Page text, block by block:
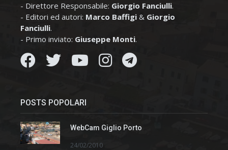
- Direttore Responsabile: Giorgio Fanciulli.
- Editori ed autori: Marco Baffigi & Giorgio
Fanciulli.
- Primo inviato: Giuseppe Monti.
POSTS POPOLARI
WebCam Giglio Porto
24/02/2010